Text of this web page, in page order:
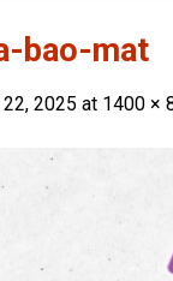
bao-mat
2025 at 1400 ×